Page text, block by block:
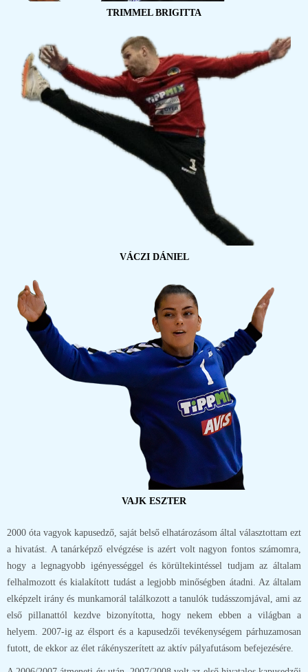
TRIMMEL BRIGITTA
VÁCZI DÁNIEL
VAJK ESZTER
2000 óta vagyok kapusedző, saját belső elhatározásom által választottam ezt
a hivatást. A tanárképző elvégzése is azért volt nagyon fontos számomra,
hogy a legnagyobb igényességgel és körültekintéssel tudjam az általam
felhalmozott és kialakított tudást a legjobb minőségben átadni. Az általam
elképzelt irány és munkamorál találkozott a tanulók tudásszomjával, ami az
első pillanattól kezdve bizonyította, hogy nekem ebben a világban a
helyem. 2007-ig az élsport és a kapusedzői tevékenységem párhuzamosan
futott, de ekkor az élet rákényszerített az aktív pályafutásom befejezésére.